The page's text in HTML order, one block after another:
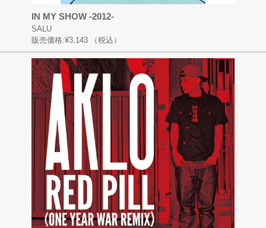
IN MY SHOW -2012-
SALU
販売価格:¥3,143 （税込）